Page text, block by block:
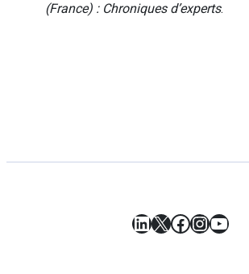
(France) : Chroniques d’experts.
LinkedIn
X Facebook